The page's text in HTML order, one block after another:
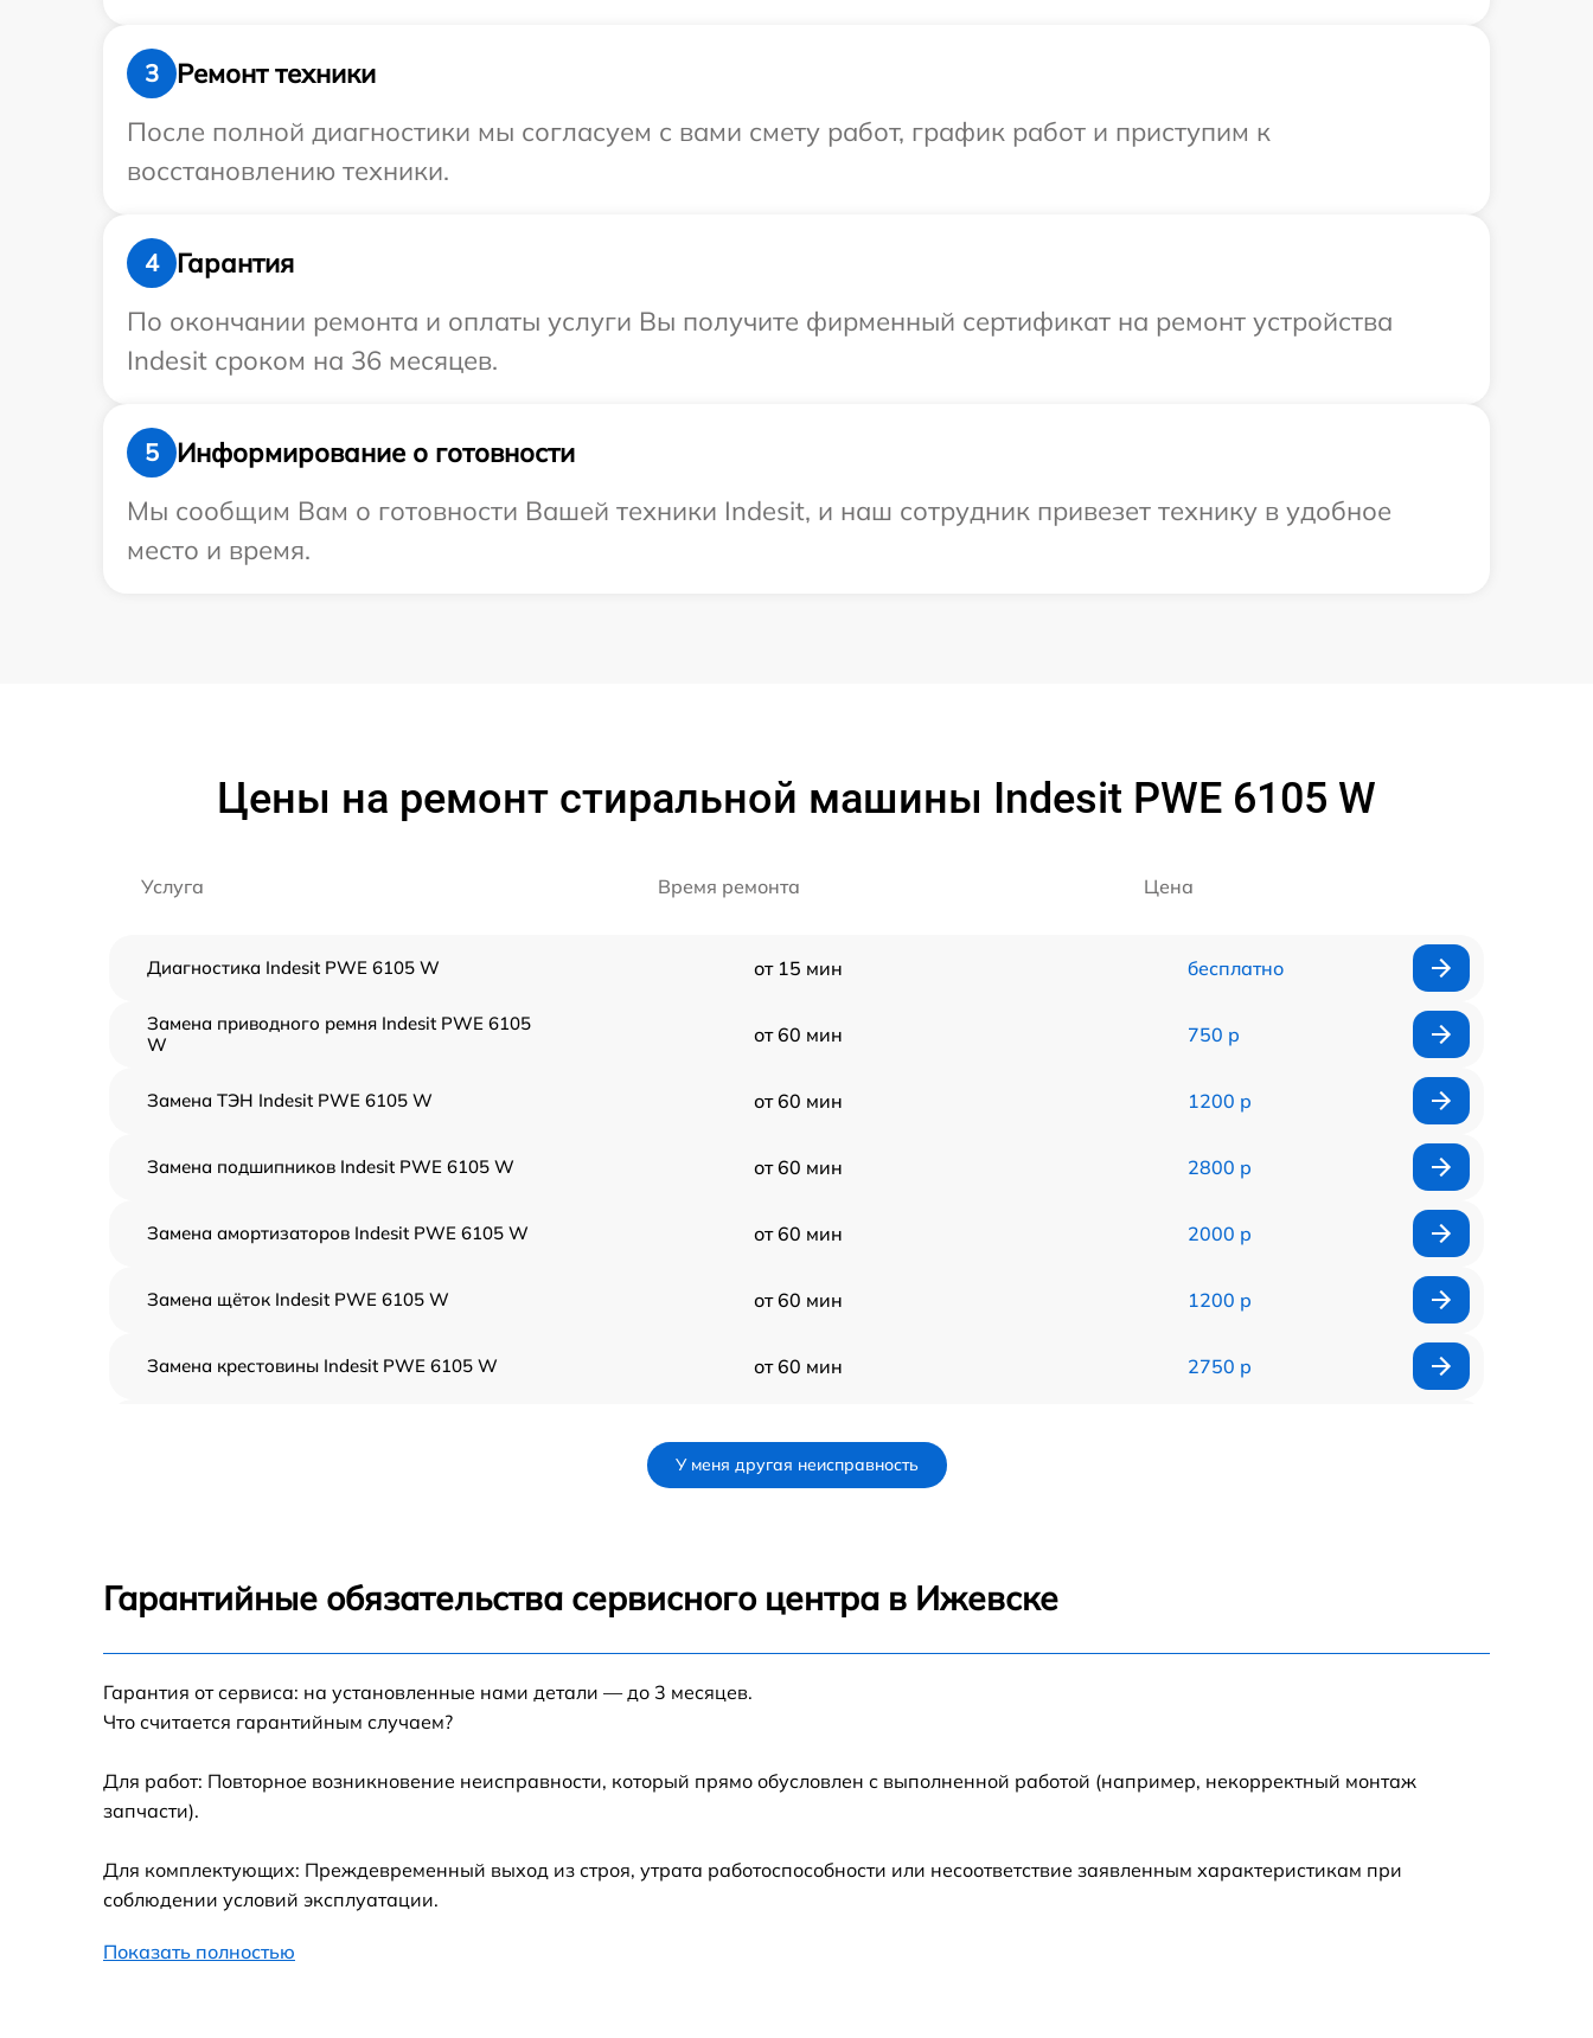
3
Ремонт техники
После полной диагностики мы согласуем с вами смету работ, график работ и приступим к
восстановлению техники.
4
Гарантия
По окончании ремонта и оплаты услуги Вы получите фирменный сертификат на ремонт устройства
Indesit сроком на 36 месяцев.
5
Информирование о готовности
Мы сообщим Вам о готовности Вашей техники Indesit, и наш сотрудник привезет технику в удобное
место и время.
Цены на ремонт стиральной машины Indesit PWE 6105 W
Услуга Время ремонта Цена
Диагностика Indesit PWE 6105 W от 15 мин бесплатно
Замена приводного ремня Indesit PWE 6105
W
от 60 мин 750 р
Замена ТЭН Indesit PWE 6105 W от 60 мин 1200 р
Замена подшипников Indesit PWE 6105 W от 60 мин 2800 р
Замена амортизаторов Indesit PWE 6105 W от 60 мин 2000 р
Замена щёток Indesit PWE 6105 W от 60 мин 1200 р
Замена крестовины Indesit PWE 6105 W от 60 мин 2750 р
Замена УБЛ Indesit PWE 6105 W
PWE 6105 W
Замена сливного шланга Indesit PWE 6105
Замена сливного насоса Indesit PWE 6105 W
Замена прессостата Indesit PWE 6105 W
У меня другая неисправность
Гарантийные обязательства сервисного центра в Ижевске
Гарантия от сервиса: на установленные нами детали — до 3 месяцев.
Что считается гарантийным случаем?
Для работ: Повторное возникновение неисправности, который прямо обусловлен с выполненной работой (например, некорректный монтаж
запчасти).
Для комплектующих: Преждевременный выход из строя, утрата работоспособности или несоответствие заявленным характеристикам при
соблюдении условий эксплуатации.
Показать полностью